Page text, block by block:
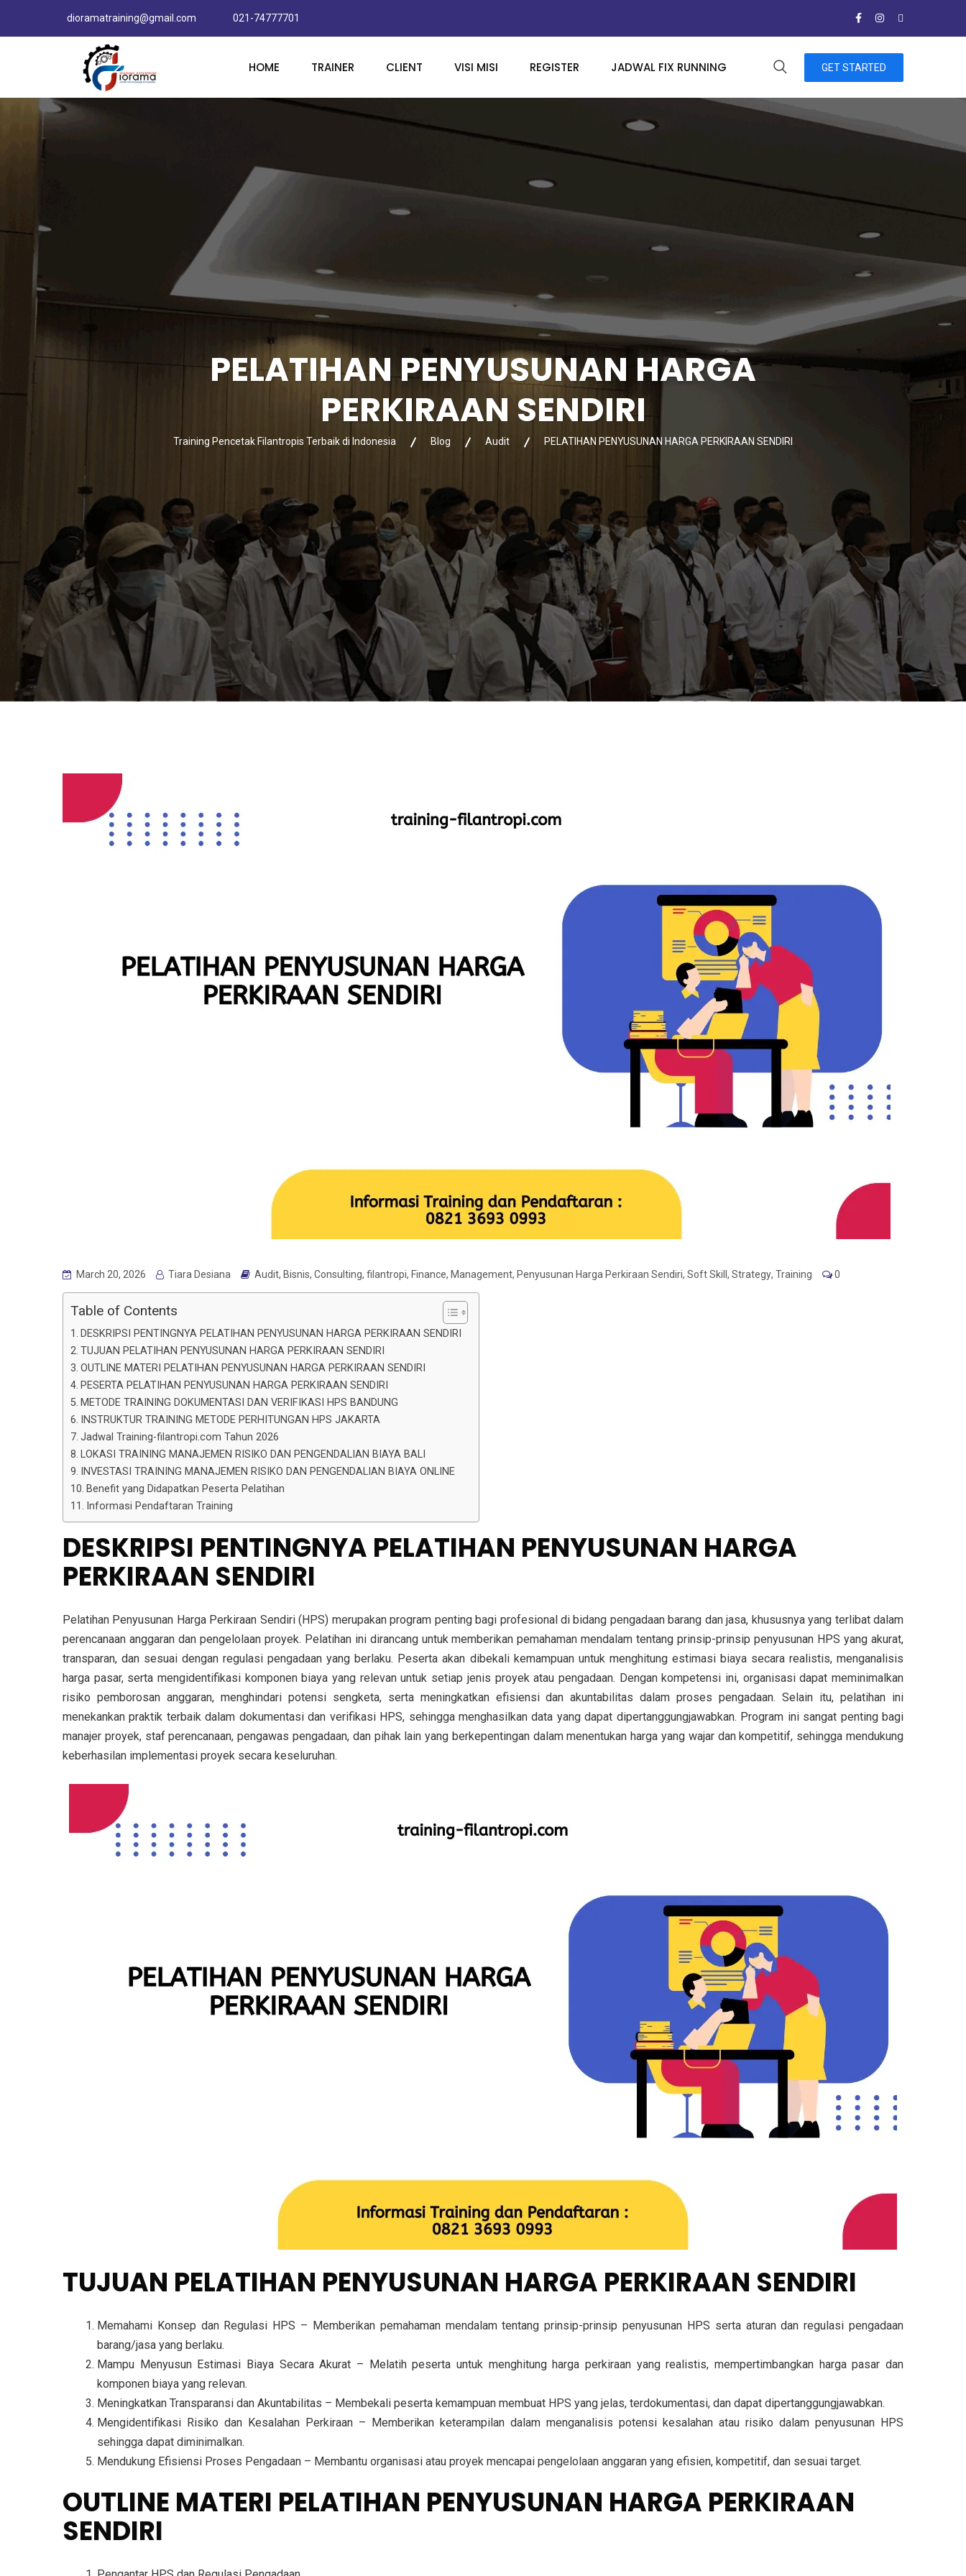
dioramatraining@gmail.com 021-74777701
HOME TRAINER CLIENT VISI MISI REGISTER JADWAL FIX RUNNING GET STARTED
PELATIHAN PENYUSUNAN HARGA
PERKIRAAN SENDIRI
Training Pencetak Filantropis Terbaik di Indonesia Blog Audit PELATIHAN PENYUSUNAN HARGA PERKIRAAN SENDIRI
March 20, 2026 Tiara Desiana Audit, Bisnis, Consulting, filantropi, Finance, Management, Penyusunan Harga Perkiraan Sendiri, Soft Skill , Strategy, Training 0
Table of Contents
DESKRIPSI PENTINGNYA PELATIHAN PENYUSUNAN HARGA PERKIRAAN SENDIRI
TUJUAN PELATIHAN PENYUSUNAN HARGA PERKIRAAN SENDIRI
OUTLINE MATERI PELATIHAN PENYUSUNAN HARGA PERKIRAAN SENDIRI
PESERTA PELATIHAN PENYUSUNAN HARGA PERKIRAAN SENDIRI
METODE TRAINING DOKUMENTASI DAN VERIFIKASI HPS BANDUNG
INSTRUKTUR TRAINING METODE PERHITUNGAN HPS JAKARTA
Jadwal Training-filantropi.com Tahun 2026
LOKASI TRAINING MANAJEMEN RISIKO DAN PENGENDALIAN BIAYA BALI
INVESTASI TRAINING MANAJEMEN RISIKO DAN PENGENDALIAN BIAYA ONLINE
Benefit yang Didapatkan Peserta Pelatihan
Informasi Pendaftaran Training
DESKRIPSI PENTINGNYA PELATIHAN PENYUSUNAN HARGA
PERKIRAAN SENDIRI
Pelatihan Penyusunan Harga Perkiraan Sendiri (HPS) merupakan program penting bagi profesional di bidang pengadaan barang dan jasa, khususnya yang terlibat dalam
perencanaan anggaran dan pengelolaan proyek. Pelatihan ini dirancang untuk memberikan pemahaman mendalam tentang prinsip-prinsip penyusunan HPS yang akurat,
transparan, dan sesuai dengan regulasi pengadaan yang berlaku. Peserta akan dibekali kemampuan untuk menghitung estimasi biaya secara realistis, menganalisis
harga pasar, serta mengidentifikasi komponen biaya yang relevan untuk setiap jenis proyek atau pengadaan. Dengan kompetensi ini, organisasi dapat meminimalkan
risiko pemborosan anggaran, menghindari potensi sengketa, serta meningkatkan efisiensi dan akuntabilitas dalam proses pengadaan. Selain itu, pelatihan ini
menekankan praktik terbaik dalam dokumentasi dan verifikasi HPS, sehingga menghasilkan data yang dapat dipertanggungjawabkan. Program ini sangat penting bagi
manajer proyek, staf perencanaan, pengawas pengadaan, dan pihak lain yang berkepentingan dalam menentukan harga yang wajar dan kompetitif, sehingga mendukung
keberhasilan implementasi proyek secara keseluruhan.
TUJUAN PELATIHAN PENYUSUNAN HARGA PERKIRAAN SENDIRI
Memahami Konsep dan Regulasi HPS – Memberikan pemahaman mendalam tentang prinsip-prinsip penyusunan HPS serta aturan dan regulasi pengadaan
barang/jasa yang berlaku.
Mampu Menyusun Estimasi Biaya Secara Akurat – Melatih peserta untuk menghitung harga perkiraan yang realistis, mempertimbangkan harga pasar dan
komponen biaya yang relevan.
Meningkatkan Transparansi dan Akuntabilitas – Membekali peserta kemampuan membuat HPS yang jelas, terdokumentasi, dan dapat dipertanggungjawabkan.
Mengidentifikasi Risiko dan Kesalahan Perkiraan – Memberikan keterampilan dalam menganalisis potensi kesalahan atau risiko dalam penyusunan HPS
sehingga dapat diminimalkan.
Mendukung Efisiensi Proses Pengadaan – Membantu organisasi atau proyek mencapai pengelolaan anggaran yang efisien, kompetitif, dan sesuai target.
OUTLINE MATERI PELATIHAN PENYUSUNAN HARGA PERKIRAAN
SENDIRI